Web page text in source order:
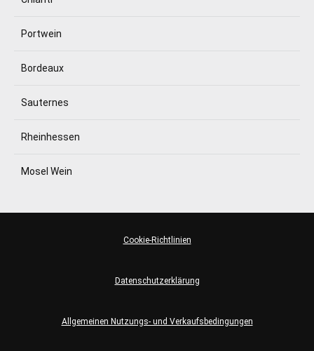
Portwein
Bordeaux
Sauternes
Rheinhessen
Mosel Wein
Allgemeinen Nutzungs- und Verkaufsbedingungen
Datenschutzerklärung
Cookie-Richtlinien